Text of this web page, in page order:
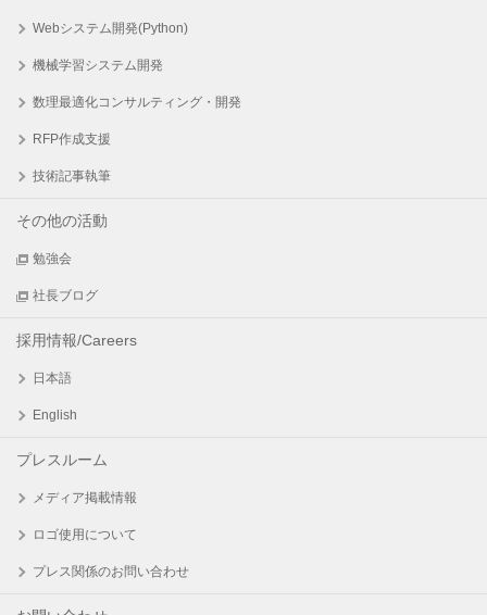
Webシステム開発(Python)
機械学習システム開発
数理最適化コンサルティング・開発
RFP作成支援
技術記事執筆
その他の活動
勉強会
社長ブログ
採用情報/Careers
日本語
English
プレスルーム
メディア掲載情報
ロゴ使用について
プレス関係のお問い合わせ